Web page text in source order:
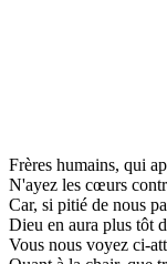
Frères humains, qui
N'ayez les cœurs
Car, si pitié de nous
Dieu en aura plus tôt
Vous nous voyez ci-